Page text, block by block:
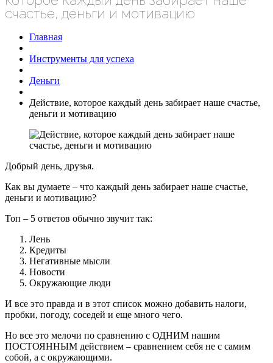
счастье, деньги и мотивацию
Главная
Инструменты для успеха
Деньги
Действие, которое каждый день забирает наше счастье,
деньги и мотивацию
Добрый день, друзья.
Как вы думаете – что каждый день забирает наше счастье,
деньги и мотивацию?
Топ – 5 ответов обычно звучит так:
Лень
Кредиты
Негативные мысли
Новости
Окружающие люди
И все это правда и в этот список можно добавить налоги,
пробки, погоду, соседей и еще много чего.
Но все это мелочи по сравнению с ОДНИМ нашим
ПОСТОЯННЫМ действием – сравнением себя не с самим
собой, а с окружающими.